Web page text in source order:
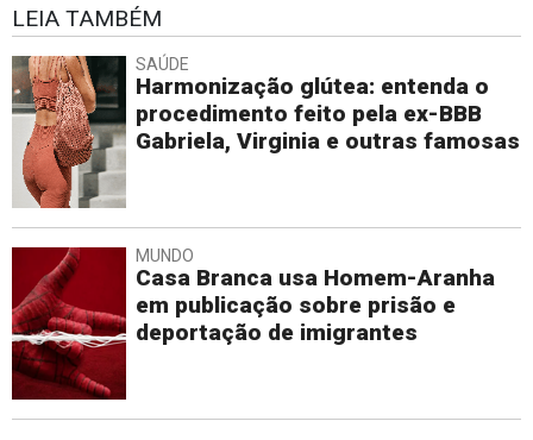
LEIA TAMBÉM
SAÚDE
Harmonização glútea: entenda o
procedimento feito pela ex-BBB
Gabriela, Virginia e outras famosas
MUNDO
Casa Branca usa Homem-Aranha
em publicação sobre prisão e
deportação de imigrantes